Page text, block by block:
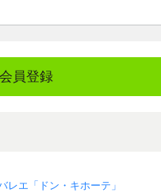
員登録
レエ「ドン・キホーテ」